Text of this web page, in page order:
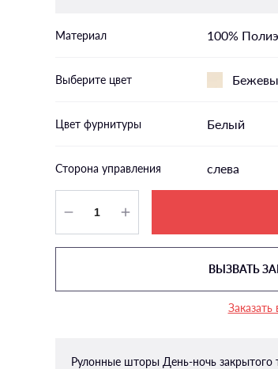
Материал 100%
Выберите цвет
Цвет фурнитуры Белый
Сторона управления слева
ВЫЗВАТЬ
Заказать
Рулонные шторы День-ночь